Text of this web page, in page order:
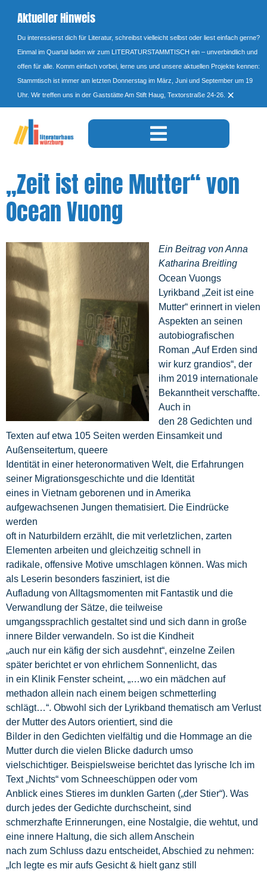
Aktueller Hinweis
Du interessierst dich für Literatur, schreibst vielleicht selbst oder liest einfach gerne?
Einmal im Quartal laden wir zum LITERATURSTAMMTISCH ein – unverbindlich und
offen für alle. Komm einfach vorbei, lerne uns und unsere aktuellen Projekte kennen:
Stammtisch ist immer am letzten Donnerstag im März, Juni und September um 19
Uhr. Wir treffen uns in der Gaststätte Am Stift Haug, Textorstraße 24-26. ×
„Zeit ist eine Mutter“ von
Ocean Vuong
Ein Beitrag von Anna
Katharina Breitling
Ocean Vuongs
Lyrikband „Zeit ist eine
Mutter“ erinnert in vielen
Aspekten an seinen
autobiografischen
Roman „Auf Erden sind
wir kurz grandios“, der
ihm 2019 internationale
Bekanntheit verschaffte.
Auch in
den 28 Gedichten und
Texten auf etwa 105 Seiten werden Einsamkeit und
Außenseitertum, queere
Identität in einer heteronormativen Welt, die Erfahrungen
seiner Migrationsgeschichte und die Identität
eines in Vietnam geborenen und in Amerika
aufgewachsenen Jungen thematisiert. Die Eindrücke
werden
oft in Naturbildern erzählt, die mit verletzlichen, zarten
Elementen arbeiten und gleichzeitig schnell in
radikale, offensive Motive umschlagen können. Was mich
als Leserin besonders fasziniert, ist die
Aufladung von Alltagsmomenten mit Fantastik und die
Verwandlung der Sätze, die teilweise
umgangssprachlich gestaltet sind und sich dann in große
innere Bilder verwandeln. So ist die Kindheit
„auch nur ein käfig der sich ausdehnt“, einzelne Zeilen
später berichtet er von ehrlichem Sonnenlicht, das
in ein Klinik Fenster scheint, „…wo ein mädchen auf
methadon allein nach einem beigen schmetterling
schlägt…“. Obwohl sich der Lyrikband thematisch am Verlust
der Mutter des Autors orientiert, sind die
Bilder in den Gedichten vielfältig und die Hommage an die
Mutter durch die vielen Blicke dadurch umso
vielschichtiger. Beispielsweise berichtet das lyrische Ich im
Text „Nichts“ vom Schneeschüppen oder vom
Anblick eines Stieres im dunklen Garten („der Stier“). Was
durch jedes der Gedichte durchscheint, sind
schmerzhafte Erinnerungen, eine Nostalgie, die wehtut, und
eine innere Haltung, die sich allem Anschein
nach zum Schluss dazu entscheidet, Abschied zu nehmen:
„Ich legte es mir aufs Gesicht & hielt ganz still